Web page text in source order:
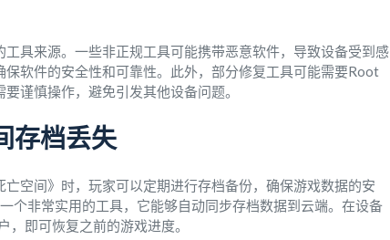
具来源。一些非正规工具可能携带恶意软件，导致设备受到感
软件的安全性和可靠性。此外，部分修复工具可能需要Root
谨慎操作，避免引发其他设备问题。
存档丢失
空间》时，玩家可以定期进行存档备份，确保游戏数据的安
个非常实用的工具，它能够自动同步存档数据到云端。在设备
即可恢复之前的游戏进度。